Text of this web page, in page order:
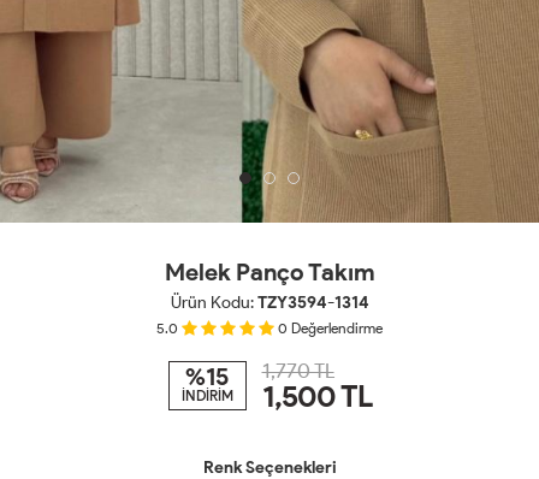
Melek Panço Takım
Ürün Kodu:TZY3594-1314
5.0 0 Değerlendirme
%15
İNDİRİM
1,770 TL
1,500TL
Renk Seçenekleri